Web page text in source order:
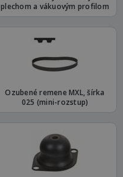
plechom a vákuovým profilom
Ozubené remene MXL, šírka
025 (mini-rozstup)